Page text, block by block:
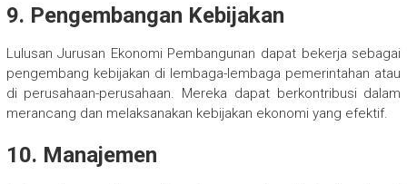
9. Pengembangan Kebijakan
Lulusan Jurusan Ekonomi Pembangunan dapat bekerja sebagai
pengembang kebijakan di lembaga-lembaga pemerintahan atau
di perusahaan-perusahaan. Mereka dapat berkontribusi dalam
merancang dan melaksanakan kebijakan ekonomi yang efektif.
10. Manajemen